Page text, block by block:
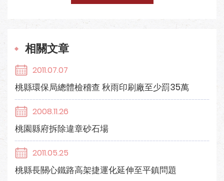
相關文章
2011.07.07
桃縣環保局總體檢稽查 秋雨印刷廠至少罰35萬
2008.11.26
桃園縣府拆除違章砂石場
2011.05.25
桃縣長關心鐵路高架捷運化延伸至平鎮問題